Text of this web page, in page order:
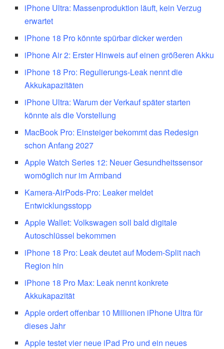
iPhone Ultra: Massenproduktion läuft, kein Verzug
erwartet
iPhone 18 Pro könnte spürbar dicker werden
iPhone Air 2: Erster Hinweis auf einen größeren Akku
iPhone 18 Pro: Regulierungs-Leak nennt die
Akkukapazitäten
iPhone Ultra: Warum der Verkauf später starten
könnte als die Vorstellung
MacBook Pro: Einsteiger bekommt das Redesign
schon Anfang 2027
Apple Watch Series 12: Neuer Gesundheitssensor
womöglich nur im Armband
Kamera-AirPods-Pro: Leaker meldet
Entwicklungsstopp
Apple Wallet: Volkswagen soll bald digitale
Autoschlüssel bekommen
iPhone 18 Pro: Leak deutet auf Modem-Split nach
Region hin
iPhone 18 Pro Max: Leak nennt konkrete
Akkukapazität
Apple ordert offenbar 10 Millionen iPhone Ultra für
dieses Jahr
Apple testet vier neue iPad Pro und ein neues